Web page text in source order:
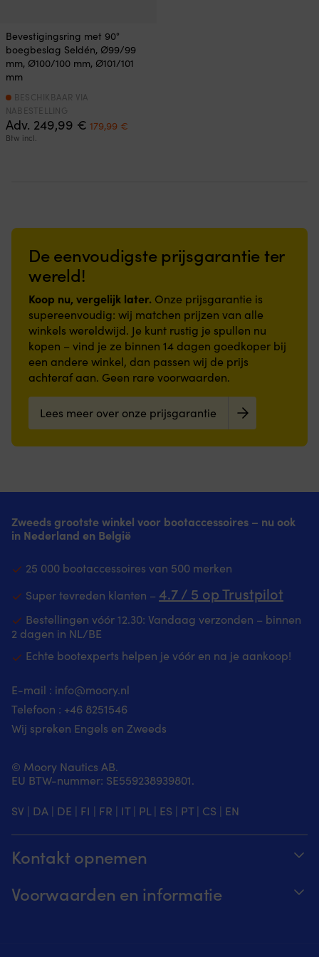
Bevestigingsring met 90°
boegbeslag Seldén, Ø99/99
mm, Ø100/100 mm, Ø101/101
mm
Adv. 249,99 € Oorspronkelijke
prijs
179,99 €
Btw incl.
BESCHIKBAAR VIA
NABESTELLING
De eenvoudigste prijsgarantie ter
wereld!
Koop nu, vergelijk later. Onze prijsgarantie is
supereenvoudig: wij matchen prijzen van alle
winkels wereldwijd. Je kunt rustig je spullen nu
kopen – vind je ze binnen 14 dagen goedkoper bij
een andere winkel, dan passen wij de prijs
achteraf aan. Geen rare voorwaarden.
Lees meer over onze prijsgarantie
Zweeds grootste winkel voor bootaccessoires – nu ook
in Nederland en België
25 000 bootaccessoires van 500 merken
Super tevreden klanten – 4.7 / 5 op Trustpilot
Bestellingen vóór 12.30: Vandaag verzonden – binnen
2 dagen in NL/BE
Echte bootexperts helpen je vóór en na je aankoop!
E-mail : info@moory.nl
Telefoon : +46 8251546
Wij spreken Engels en Zweeds
© Moory Nautics AB.
EU BTW-nummer: SE559238939801.
SV | DA | DE | FI | FR | IT| PL | ES | PT| CS | EN
Kontakt opnemen
Voorwaarden en informatie